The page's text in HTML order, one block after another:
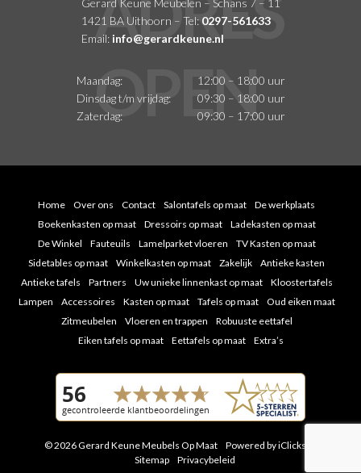
Gerard Keune Meubelen – Schans 7 – 11
1421 BA Uithoorn – Tel: 0297-561633
Email: info@gerardkeune.nl
Maandag:
12:00 – 18:00 uur
Dinsdag t/m vrijdag:
09:30 – 18:00 uur
Zaterdag:
09:30 – 17:00 uur
Home Over ons Contact Salontafels op maat
De werkplaats
Boekenkasten op maat
Dressoirs op maat
Ladekasten op maat
De Winkel
Fauteuils Lamelparket vloeren
TV Kasten op maat
Sidetables op maat
Winkelkasten op maat Zakelijk
Antieke kasten
Antieke tafels
Partners Uw unieke linnenkast op maat
Kloostertafels
Lampen
Accessoires Kasten op maat Tafels op maat
Oud eiken maat
Zitmeubelen
Vloeren en trappen
Robuuste eettafel
Eiken tafels op maat
Eettafels op maat Extra’s
© 2026 Gerard Keune Meubels Op Maat Powered by iClicks
Sitemap
Privacybeleid